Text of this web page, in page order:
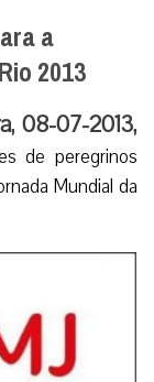
a
2013
08-07-2013,
de peregrinos
Mundial da